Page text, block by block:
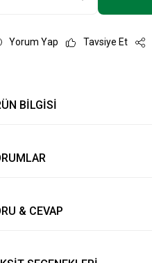
Yorum Yap Tavsiye Et
BİLGİSİ
& CEVAP